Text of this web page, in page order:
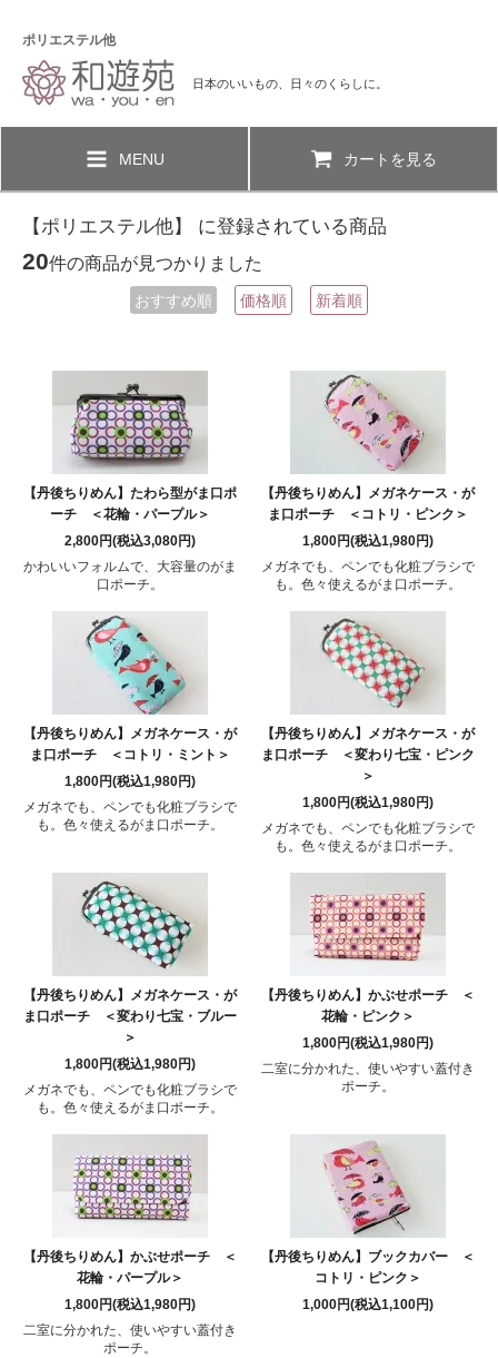
ポリエステル他
日本のいいもの、日々のくらしに。
MENU カートを見る
【ポリエステル他】 に登録されている商品
20件の商品が見つかりました
おすすめ順 価格順 新着順
【丹後ちりめん】たわら型がま口ポ
ーチ ＜花輪・パープル＞
2,800円(税込3,080円)
かわいいフォルムで、大容量のがま
口ポーチ。
【丹後ちりめん】メガネケース・が
ま口ポーチ ＜コトリ・ピンク＞
1,800円(税込1,980円)
メガネでも、ペンでも化粧ブラシで
も。色々使えるがま口ポーチ。
【丹後ちりめん】メガネケース・が
ま口ポーチ ＜コトリ・ミント＞
1,800円(税込1,980円)
メガネでも、ペンでも化粧ブラシで
も。色々使えるがま口ポーチ。
【丹後ちりめん】メガネケース・が
ま口ポーチ ＜変わり七宝・ピンク
＞
1,800円(税込1,980円)
メガネでも、ペンでも化粧ブラシで
も。色々使えるがま口ポーチ。
【丹後ちりめん】メガネケース・が
ま口ポーチ ＜変わり七宝・ブルー
＞
1,800円(税込1,980円)
メガネでも、ペンでも化粧ブラシで
も。色々使えるがま口ポーチ。
【丹後ちりめん】かぶせポーチ ＜
花輪・ピンク＞
1,800円(税込1,980円)
二室に分かれた、使いやすい蓋付き
ポーチ。
【丹後ちりめん】かぶせポーチ ＜
花輪・パープル＞
1,800円(税込1,980円)
二室に分かれた、使いやすい蓋付き
ポーチ。
【丹後ちりめん】ブックカバー ＜
コトリ・ピンク＞
1,000円(税込1,100円)